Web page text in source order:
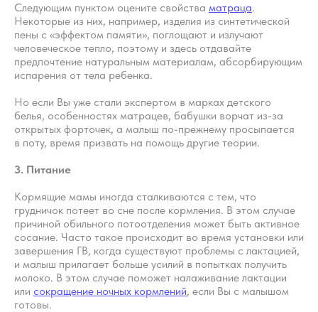
Следующим пунктом оцените свойства матраца.
Некоторые из них, например, изделия из синтетической
пены с «эффектом памяти», поглощают и излучают
человеческое тепло, поэтому и здесь отдавайте
предпочтение натуральным материалам, абсорбирующим
испарения от тела ребенка.
Но если Вы уже стали экспертом в марках детского
белья, особенностях матрацев, бабушки ворчат из-за
открытых форточек, а малыш по-прежнему просыпается
в поту, время призвать на помощь другие теории.
3. Питание
Кормящие мамы иногда сталкиваются с тем, что
грудничок потеет во сне после кормления. В этом случае
причиной обильного потоотделения может быть активное
сосание. Часто такое происходит во время установки или
завершения ГВ, когда существуют проблемы с лактацией,
и малыш прилагает больше усилий в попытках получить
молоко. В этом случае поможет налаживание лактации
или сокращение ночных кормлений, если Вы с малышом
готовы.